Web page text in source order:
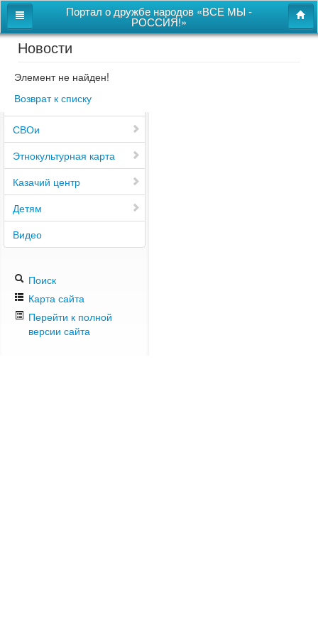
Портал о дружбе народов «ВСЕ МЫ -
РОССИЯ!»
Главная
Дом дружбы народов
Новости
СВОи
Этнокультурная карта
Казачий центр
Детям
Видео
Поиск
Карта сайта
Перейти к полной
версии сайта
Новости
Элемент не найден!
Возврат к списку